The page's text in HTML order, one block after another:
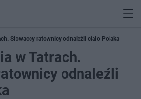
Słowaccy ratownicy odnaleźli ciało Polaka
w Tatrach.
odnaleźli